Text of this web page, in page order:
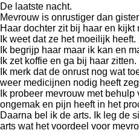
De laatste nacht.
Mevrouw is onrustiger dan
Haar dochter zit bij haar en kijkt
Ik weet dat ze het moeilijk
Ik begrijp haar maar ik kan en
Ik zet koffie en ga bij haar
Ik merk dat de onrust nog wat
weer medicijnen nodig heeft
Ik probeer mevrouw met
ongemak en pijn heeft in het
Daarna bel ik de arts. Ik leg de
arts wat het voordeel voor